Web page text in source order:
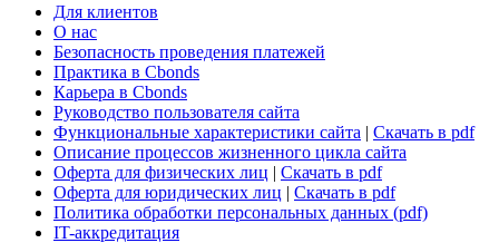
Для клиентов
О нас
Безопасность проведения платежей
Практика в Cbonds
Карьера в Cbonds
Руководство пользователя сайта
Функциональные характеристики сайта | Скачать в pdf
Описание процессов жизненного цикла сайта
Оферта для физических лиц | Скачать в pdf
Оферта для юридических лиц | Скачать в pdf
Политика обработки персональных данных (pdf)
IT-аккредитация